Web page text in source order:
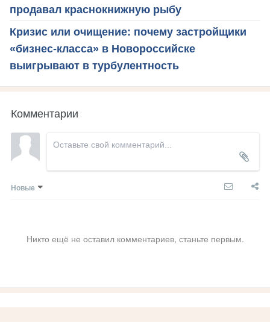
продавал краснокнижную рыбу
Кризис или очищение: почему застройщики
«бизнес-класса» в Новороссийске
выигрывают в турбулентность
Комментарии
Новые
Никто ещё не оставил комментариев, станьте первым.